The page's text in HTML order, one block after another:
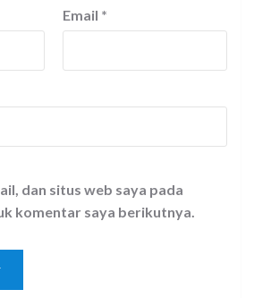
Email *
dan situs web saya pada
komentar saya berikutnya.